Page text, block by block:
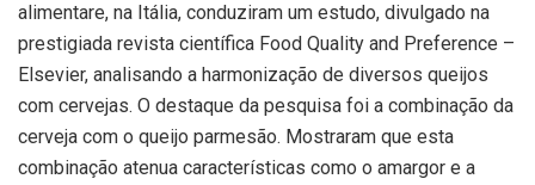
alimentare, na Itália, conduziram um estudo, divulgado na
prestigiada revista científica Food Quality and Preference –
Elsevier, analisando a harmonização de diversos queijos
com cervejas. O destaque da pesquisa foi a combinação da
cerveja com o queijo parmesão. Mostraram que esta
combinação atenua características como o amargor e a